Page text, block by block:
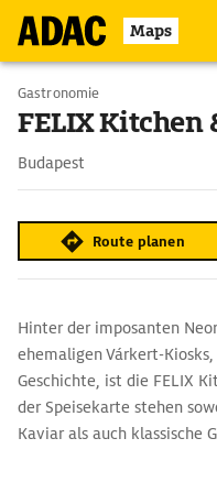
Maps
Gastronomie
FELIX Kitchen
Budapest
Route planen
Hinter der imposanten
ehemaligen Várkert-
Geschichte, ist die FELIX
der Speisekarte stehen
Kaviar als auch klassische